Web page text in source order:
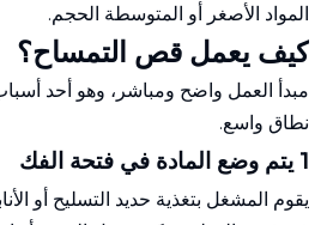
المواد الأصغر أو المتوسطة الحجم.
كيف يعمل قص التمساح؟
مبدأ العمل واضح ومباشر، وهو أحد
نطاق واسع.
1 يتم وضع المادة في فتحة الفك
يقوم المشغل بتغذية حديد التسليح أو